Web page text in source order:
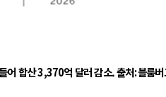
어 합산 3,370억 달러 감소. 출처:블룸